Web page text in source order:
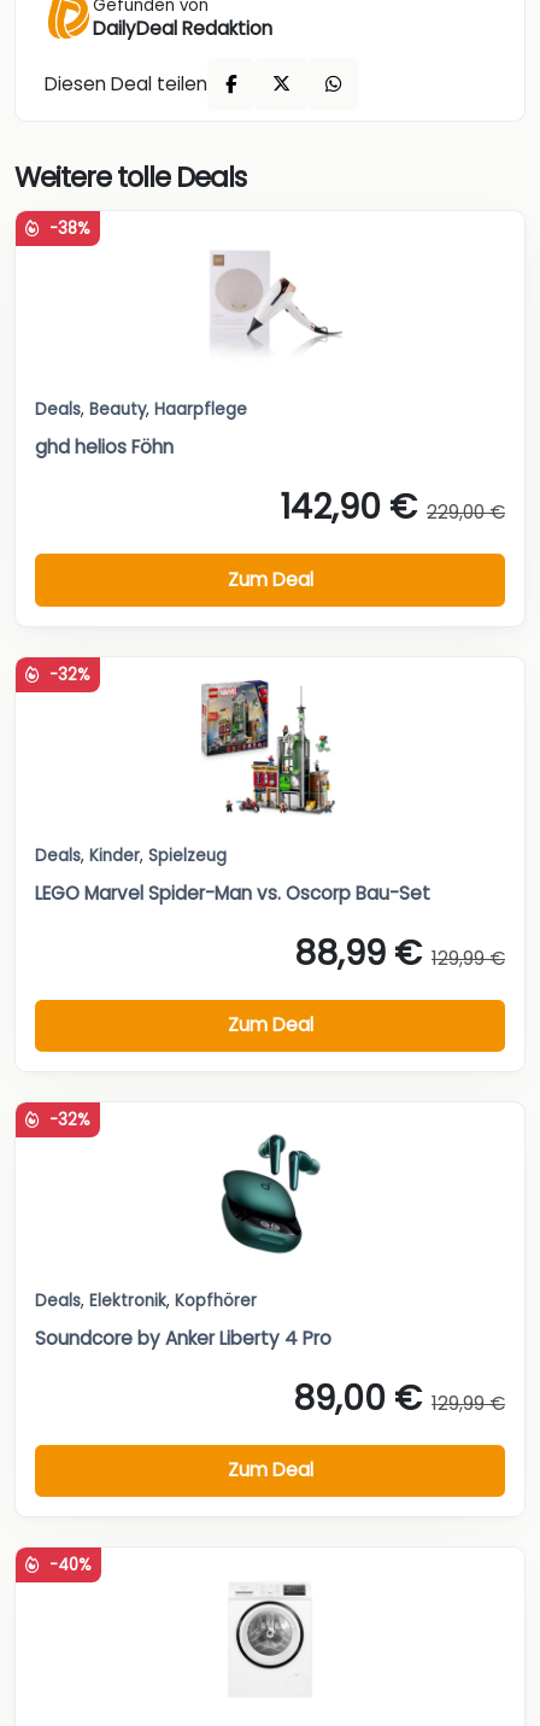
Gefunden von
DailyDeal Redaktion
Diesen Deal teilen
Weitere tolle Deals
-38%
Deals, Beauty, Haarpflege
ghd helios Föhn
142,90 € 229,00 €
Zum Deal
-32%
Deals, Kinder, Spielzeug
LEGO Marvel Spider-Man vs. Oscorp Bau-Set
88,99 € 129,99 €
Zum Deal
-32%
Deals, Elektronik, Kopfhörer
Soundcore by Anker Liberty 4 Pro
89,00 € 129,99 €
Zum Deal
-40%